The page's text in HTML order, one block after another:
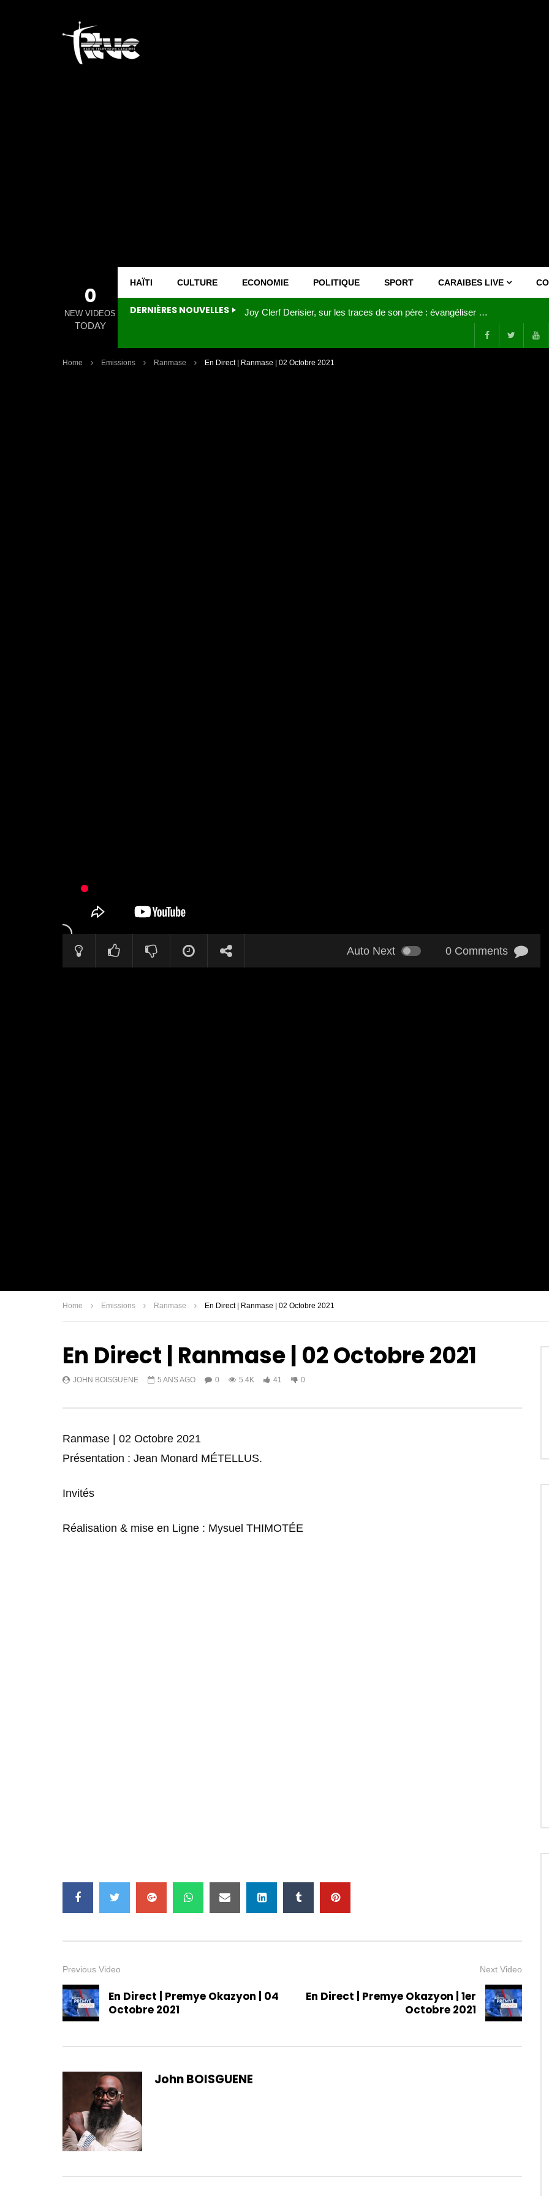
0
NEW VIDEOS
TODAY
HAÏTI CULTURE ECONOMIE POLITIQUE SPORT CARAIBES LIVE
DERNIÈRES NOUVELLES Joy Clerf Derisier, sur les traces de son père : évangéliser par la musique
Home Emissions Ranmase En Direct | Ranmase | 02 Octobre 2021
Auto Next 0 Comments
Home Emissions Ranmase En Direct | Ranmase | 02 Octobre 2021
En Direct | Ranmase | 02 Octobre 2021
JOHN BOISGUENE 5 ANS AGO 0 5.4K 41 0
Ranmase | 02 Octobre 2021
Présentation : Jean Monard MÉTELLUS.
Invités
Réalisation & mise en Ligne : Mysuel THIMOTÉE
Previous Video
En Direct | Premye Okazyon | 04
Octobre 2021
Next Video
En Direct | Premye Okazyon | 1er
Octobre 2021
John BOISGUENE